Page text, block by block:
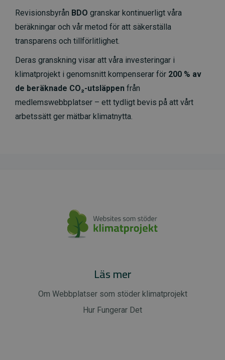
Revisionsbyrån BDO granskar kontinuerligt våra
beräkningar och vår metod för att säkerställa
transparens och tillförlitlighet.
Deras granskning visar att våra investeringar i
klimatprojekt i genomsnitt kompenserar för 200 % av
de beräknade CO₂-utsläppen från
medlemswebbplatser – ett tydligt bevis på att vårt
arbetssätt ger mätbar klimatnytta.
Läs mer
Om Webbplatser som stöder klimatprojekt
Hur Fungerar Det